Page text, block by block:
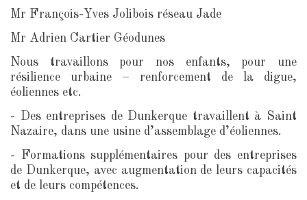
Mr François-Yves Jolibois réseau Jade
Mr Adrien Cartier Géodunes
Nous travaillons pour nos enfants, pour une
résilience urbaine – renforcement de la digue,
éoliennes etc.
- Des entreprises de Dunkerque travaillent à Saint
Nazaire, dans une usine d’assemblage d’éoliennes.
- Formations supplémentaires pour des entreprises
de Dunkerque, avec augmentation de leurs capacités
et de leurs compétences.